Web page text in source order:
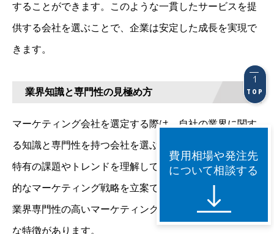
することができます。このような一貫したサービスを提
供する会社を選ぶことで、企業は安定した成長を実現で
きます。
業界知識と専門性の見極め方
マーケティング会社を選定する際は、自社の業界に関す
る知識と専門性を持つ会社を選ぶことが重要です。業界
特有の課題やトレンドを理解している会社は、より効果
的なマーケティング戦略を立案できます。
業界専門性の高いマーケティング会社では、以下のよう
な特徴があります。
TOP
費用相場や発注先
について相談する